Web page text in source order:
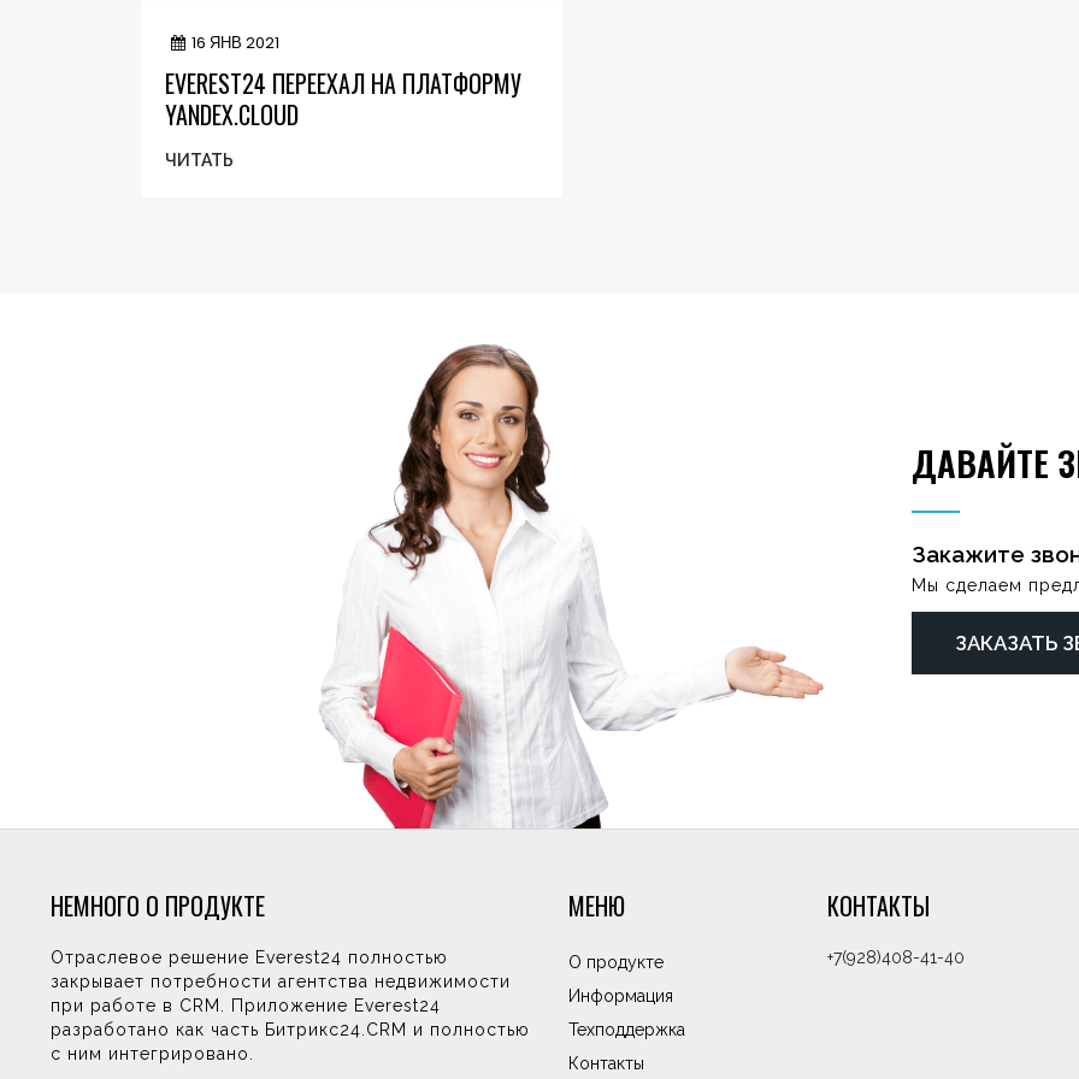
16 ЯНВ 2021
EVEREST24 ПЕРЕЕХАЛ НА ПЛАТФОРМУ
YANDEX.CLOUD
ЧИТАТЬ
ДАВАЙТЕ
Закажите
Мы сделаем
ЗАКАЗАТЬ
НЕМНОГО О ПРОДУКТЕ
Отраслевое решение Everest24 полностью
закрывает потребности агентства недвижимости
при работе в CRM. Приложение Everest24
разработано как часть Битрикс24.CRM и полностью
с ним интегрировано.
МЕНЮ
О продукте
Информация
Техподдержка
Контакты
КОНТАКТЫ
+7(928)408-41-40